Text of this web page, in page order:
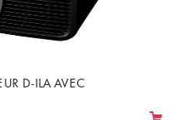
D-ILA AVEC